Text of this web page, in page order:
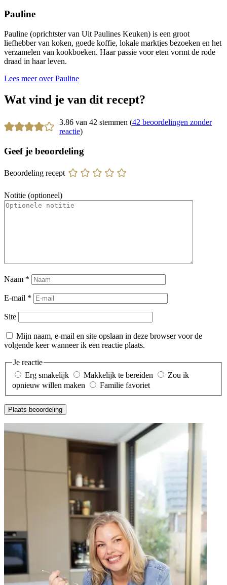
Pauline
Pauline (oprichtster van Uit Paulines Keuken) is een groot
liefhebber van koken, goede koffie, lokale marktjes bezoeken en het
verzamelen van kookboeken. Haar passie voor eten vormt de rode
draad in haar leven.
Lees meer over Pauline
Wat vind je van dit recept?
3.86 van 42 stemmen (42 beoordelingen zonder
reactie)
Geef je beoordeling
Beoordeling recept
Notitie (optioneel)
Naam *
E-mail *
Site
Mijn naam, e-mail en site opslaan in deze browser voor de
volgende keer wanneer ik een reactie plaats.
Je reactie
Erg smakelijk
Makkelijk te bereiden
Zou ik
opnieuw willen maken
Familie favoriet
Plaats beoordeling